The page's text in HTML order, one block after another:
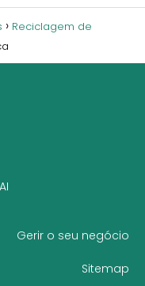
Reciclagem de
Gerir o seu negócio
Sitemap